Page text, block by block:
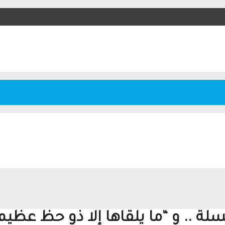
.. و “ما يلقاها إلا ذو حظ